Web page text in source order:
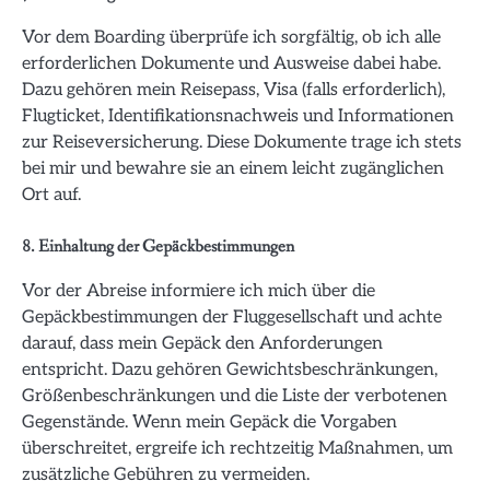
Vor dem Boarding überprüfe ich sorgfältig, ob ich alle
erforderlichen Dokumente und Ausweise dabei habe.
Dazu gehören mein Reisepass, Visa (falls erforderlich),
Flugticket, Identifikationsnachweis und Informationen
zur Reiseversicherung. Diese Dokumente trage ich stets
bei mir und bewahre sie an einem leicht zugänglichen
Ort auf.
8. Einhaltung der Gepäckbestimmungen
Vor der Abreise informiere ich mich über die
Gepäckbestimmungen der Fluggesellschaft und achte
darauf, dass mein Gepäck den Anforderungen
entspricht. Dazu gehören Gewichtsbeschränkungen,
Größenbeschränkungen und die Liste der verbotenen
Gegenstände. Wenn mein Gepäck die Vorgaben
überschreitet, ergreife ich rechtzeitig Maßnahmen, um
zusätzliche Gebühren zu vermeiden.